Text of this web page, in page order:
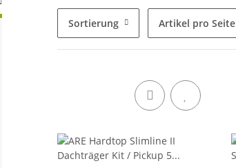
Sortierung Artikel pro Seite